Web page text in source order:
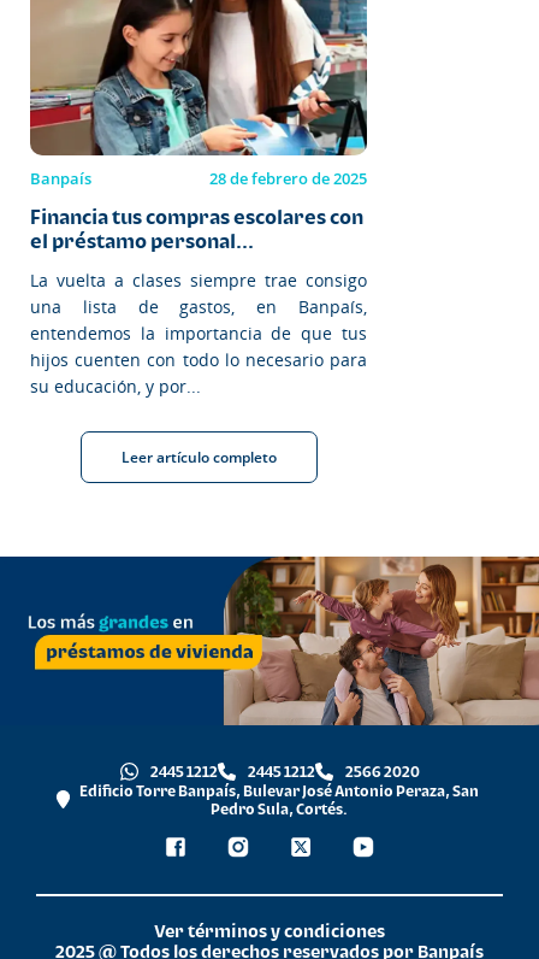
Banpaís 28 de febrero de 2025
Financia tus compras escolares con
el préstamo personal...
La vuelta a clases siempre trae consigo
una lista de gastos, en Banpaís,
entendemos la importancia de que tus
hijos cuenten con todo lo necesario para
su educación, y por...
Leer artículo completo
2445 1212 2445 1212
2566 2020
Edificio Torre Banpaís, Bulevar José Antonio Peraza, San
Pedro Sula, Cortés.
Ver términos y condiciones
2025 @ Todos los derechos reservados por Banpaís